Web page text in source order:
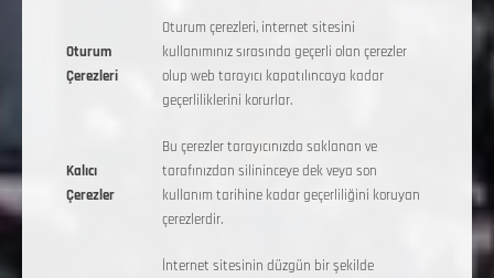
Oturum
Çerezleri
Oturum çerezleri, internet sitesini
kullanımınız sırasında geçerli olan çerezler
olup web tarayıcı kapatılıncaya kadar
geçerliliklerini korurlar.
Kalıcı
Çerezler
Bu çerezler tarayıcınızda saklanan ve
tarafınızdan silininceye dek veya son
kullanım tarihine kadar geçerliliğini koruyan
çerezlerdir.
İnternet sitesinin düzgün bir şekilde